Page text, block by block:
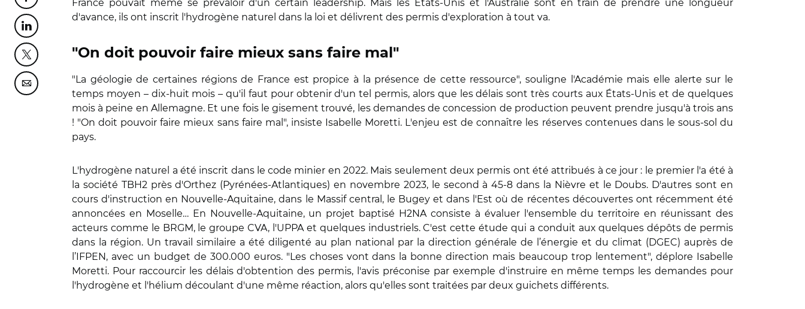
Partager cette page sur Linkedin
Partager cette page sur Twitter
Partager cette page sur Courriel
France pouvait même se prévaloir d'un certain leadership. Mais les États-Unis et l'Australie sont en train de prendre une longueur
d'avance, ils ont inscrit l'hydrogène naturel dans la loi et délivrent des permis d'exploration à tout va.
"On doit pouvoir faire mieux sans faire mal"
"La géologie de certaines régions de France est propice à la présence de cette ressource", souligne l'Académie mais elle alerte sur le
temps moyen – dix-huit mois – qu'il faut pour obtenir d'un tel permis, alors que les délais sont très courts aux États-Unis et de quelques
mois à peine en Allemagne. Et une fois le gisement trouvé, les demandes de concession de production peuvent prendre jusqu'à trois ans
! "On doit pouvoir faire mieux sans faire mal", insiste Isabelle Moretti. L'enjeu est de connaître les réserves contenues dans le sous-sol du
pays.
L'hydrogène naturel a été inscrit dans le code minier en 2022. Mais seulement deux permis ont été attribués à ce jour : le premier l'a été à
la société TBH2 près d'Orthez (Pyrénées-Atlantiques) en novembre 2023, le second à 45-8 dans la Nièvre et le Doubs. D'autres sont en
cours d'instruction en Nouvelle-Aquitaine, dans le Massif central, le Bugey et dans l'Est où de récentes découvertes ont récemment été
annoncées en Moselle… En Nouvelle-Aquitaine, un projet baptisé H2NA consiste à évaluer l'ensemble du territoire en réunissant des
acteurs comme le BRGM, le groupe CVA, l'UPPA et quelques industriels. C'est cette étude qui a conduit aux quelques dépôts de permis
dans la région. Un travail similaire a été diligenté au plan national par la direction générale de l’énergie et du climat (DGEC) auprès de
l’IFPEN, avec un budget de 300.000 euros. "Les choses vont dans la bonne direction mais beaucoup trop lentement", déplore Isabelle
Moretti. Pour raccourcir les délais d'obtention des permis, l'avis préconise par exemple d'instruire en même temps les demandes pour
l'hydrogène et l'hélium découlant d'une même réaction, alors qu'elles sont traitées par deux guichets différents.